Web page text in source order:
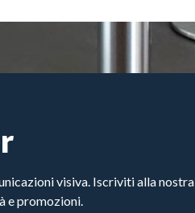
visiva. Iscriviti alla nostra
e promozioni.